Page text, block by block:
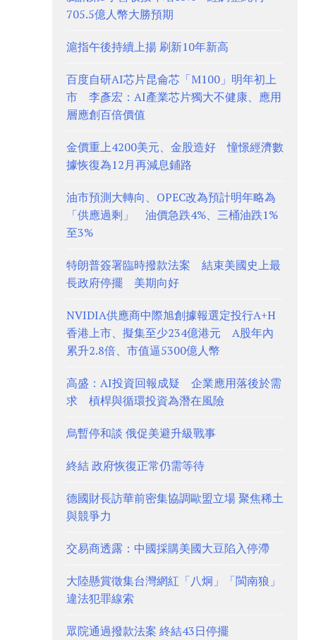
705.5億人幣大勝預期
滬指午後持續上揚 刷新10年新高
百度自研AI芯片昆侖芯「M100」明年初上
市 李彥宏：AI產業芯片獨大不健康、應用
層應創百倍價值
金價重上4200美元、金股造好 憧憬經濟數
據恢復為12月再減息鋪路
油市預測大轉向、OPEC改為預計明年略為
「供應過剩」 油價急跌4%、三桶油跌1%
至3%
特朗普簽署臨時撥款法案 結束美國史上最
長政府停擺 美期向好
NVIDIA供應商中際旭創據報選定投行A+H
香港上市、擬集至少234億港元 A股年內
累升2.8倍、市值逼5300億人幣
高盛：AI投資回報成疑 企業應用落後於需
求 槓桿與循環投資為潛在風險
烏暫停和談 俄促美避升級戰事
終結 政府恢復正常仍需等待
德國財長訪華前密集協調歐盟立場 聚焦稀土
與競爭力
交易商透露：中國採購美國大豆陷入停滯
大陸懸賞徵集台灣網紅「八炯」「閩南狼」
違法犯罪線索
眾院通過撥款法案 終結43日停擺